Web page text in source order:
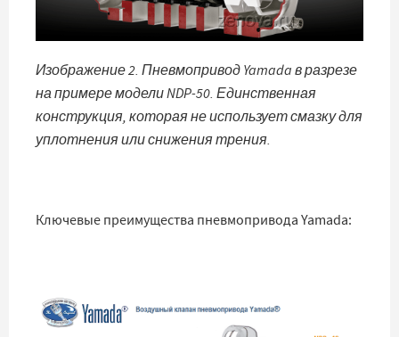
Изображение 2. Пневмопривод Yamada в разрезе
на примере модели NDP-50. Единственная
конструкция, которая не использует смазку для
уплотнения или снижения трения.
Ключевые преимущества пневмопривода Yamada: